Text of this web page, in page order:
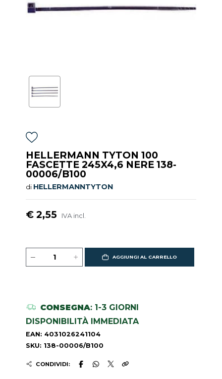
HELLERMANN TYTON 100
FASCETTE 245X4,6 NERE 138-
00006/B100
di HELLERMANNTYTON
€ 2,55 IVA incl.
AGGIUNGI AL CARRELLO
CONSEGNA: 1-3 GIORNI
DISPONIBILITÀ IMMEDIATA
EAN: 4031026241104
SKU: 138-00006/B100
CONDIVIDI: